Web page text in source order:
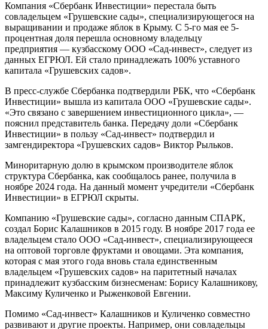
Компания «Сбербанк Инвестиции» перестала быть
совладельцем «Грушевские сады», специализирующегося на
выращивании и продаже яблок в Крыму. С 5-го мая ее 5-
процентная доля перешла основному владельцу
предприятия — кузбасскому ООО «Сад-инвест», следует из
данных ЕГРЮЛ. Ей стало принадлежать 100% уставного
капитала «Грушевских садов».
В пресс-службе Сбербанка подтвердили РБК, что «Сбербанк
Инвестиции» вышла из капитала ООО «Грушевские сады».
«Это связано с завершением инвестиционного цикла», —
пояснил представитель банка. Передачу доли «Сбербанк
Инвестиции» в пользу «Сад-инвест» подтвердил и
замгендиректора «Грушевских садов» Виктор Рыльков.
Миноритарную долю в крымском производителе яблок
структура Сбербанка, как сообщалось ранее, получила в
ноябре 2024 года. На данный момент учредители «Сбербанк
Инвестиции» в ЕГРЮЛ скрыты.
Компанию «Грушевские сады», согласно данным СПАРК,
создал Борис Калашников в 2015 году. В ноябре 2017 года ее
владельцем стало ООО «Сад-инвест», специализирующееся
на оптовой торговле фруктами и овощами. Эта компания,
которая с мая этого года вновь стала единственным
владельцем «Грушевских садов» на паритетный началах
принадлежит кузбасским бизнесменам: Борису Калашникову,
Максиму Куличенко и Рыженковой Евгении.
Помимо «Сад-инвест» Калашников и Куличенко совместно
развивают и другие проекты. Например, они совладельцы